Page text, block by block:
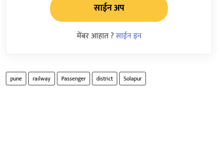
साईन अप
मेंबर आहात ?साईन इन
pune railway Passenger district Solapur